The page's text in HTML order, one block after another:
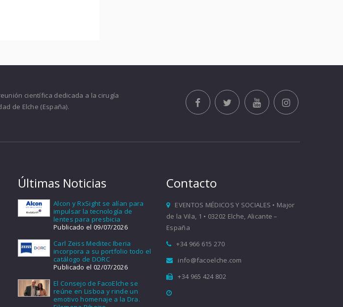
científica dedicada a la cirugía
de Elche (España).
Últimas Noticias
Alcon y RxSight se alían para
impulsar la tecnología de
lentes para presbicia
Publicado el 09/07/2026
Carl Zeiss Meditec Iberia
incorpora a su portfolio todo el
catálogo de DORC
Publicado el 02/07/2026
El Consejo de FacoElche se
reúne en Lisboa y rinde un
emotivo homenaje a la Dra.
Contacto
EVENTOS MÉDICOS Y SOCIALES • Major
de la Vila, 1 • 03202 Elche, Alicante –
España
+34 966 615 270
info@facoelche.com
+34 965 424 802